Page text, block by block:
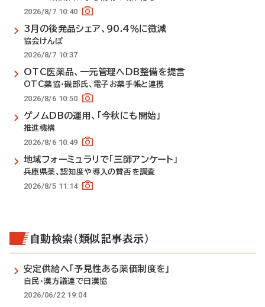
2026/8/7 10:40
3月の後発品シェア、90.4％に微減
協会けんぽ
2026/8/7 10:37
OTC医薬品、一元管理へDB整備を提言
OTC薬協・磯部氏、電子お薬手帳と連携
2026/8/6 10:50
ゲノムDBの運用、「今秋にも開始」
推進機構
2026/8/6 10:49
地域フォーミュラリで「三師アンケート」
兵庫県薬、認知度や導入の賛否を調査
2026/8/5 11:14
自動検索（類似記事表示）
安定供給へ「予見性ある薬価制度を」
自民・漢方議連で日漢協
2026/06/22 19:04